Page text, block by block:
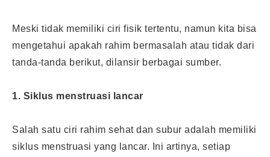
Meski tidak memiliki ciri fisik tertentu, namun kita bisa
mengetahui apakah rahim bermasalah atau tidak dari
tanda-tanda berikut, dilansir berbagai sumber.
1. Siklus menstruasi lancar
Salah satu ciri rahim sehat dan subur adalah memiliki
siklus menstruasi yang lancar. Ini artinya, setiap